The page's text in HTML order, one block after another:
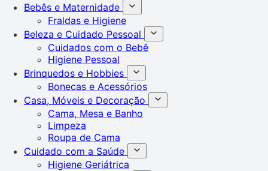
Bebês e Maternidade
Fraldas e Higiene
Beleza e Cuidado Pessoal
Cuidados com o Bebê
Higiene Pessoal
Brinquedos e Hobbies
Bonecas e Acessórios
Casa, Móveis e Decoração
Cama, Mesa e Banho
Limpeza
Roupa de Cama
Cuidado com a Saúde
Higiene Geriátrica